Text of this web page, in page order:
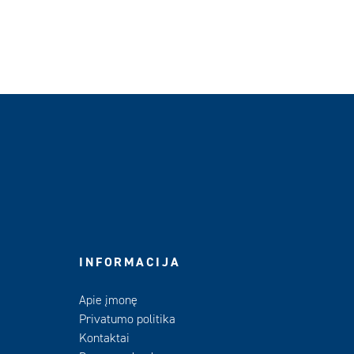
INFORMACIJA
Apie įmonę
Privatumo politika
Kontaktai